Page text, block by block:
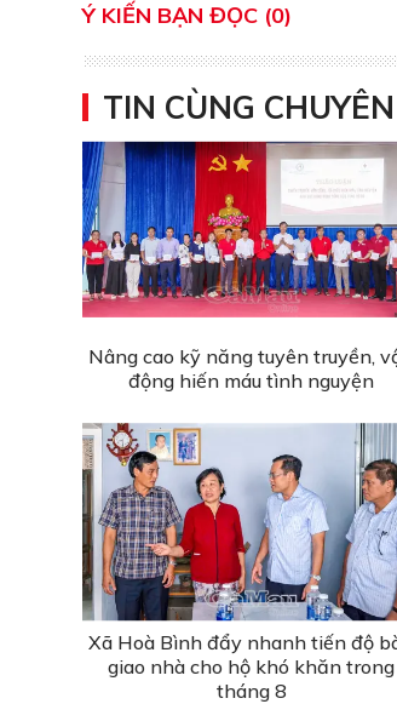
Ý KIẾN BẠN ĐỌC (0)
TIN CÙNG
Nâng cao kỹ năng tuyên truyền,
động hiến máu tình nguyện
Xã Hoà Bình đẩy nhanh tiến độ
giao nhà cho hộ khó khăn trong
tháng 8